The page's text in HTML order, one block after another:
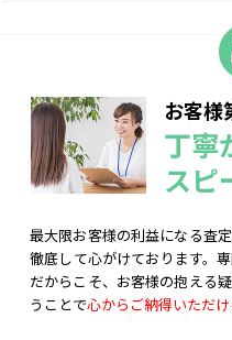
お客様
丁寧
スピ
最大限お客様の利益になる査
徹底して心がけております。
だからこそ、お客様の抱える
うことで心からご納得いただ